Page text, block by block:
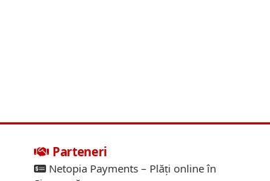
Parteneri
Netopia Payments – Plăți online în